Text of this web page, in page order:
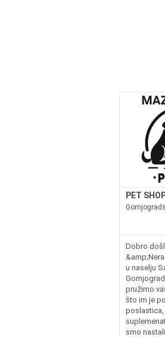
PET
Dobro
u naselju
pružimo
što im je
smo